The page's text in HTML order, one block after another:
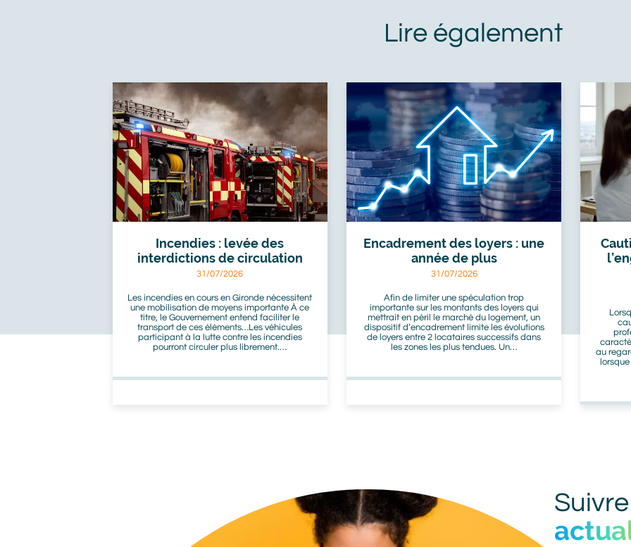
À
voir
aussi
Incendies : levée des
interdictions de circulation
31/07/2026
Les incendies en cours en Gironde nécessitent
une mobilisation de moyens importante À ce
titre, le Gouvernement entend faciliter le
transport de ces éléments…Les véhicules
participant à la lutte contre les incendies
pourront circuler plus librement.…
Encadrement des loyers : une
année de plus
31/07/2026
Afin de limiter une spéculation trop
importante sur les montants des loyers qui
mettrait en péril le marché du logement, un
dispositif d’encadrement limite les évolutions
de loyers entre 2 locataires successifs dans
les zones les plus tendues. Un…
au
Titre
bot